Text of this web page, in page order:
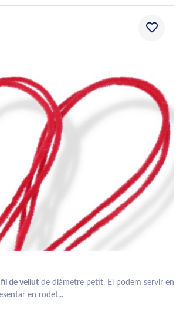
fil de vellut de diàmetre petit. El podem servir en
en rodet...